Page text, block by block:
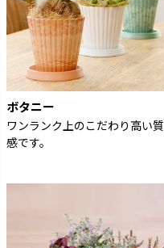
ボタニー
ワンランク上のこだわり高い質
感です。